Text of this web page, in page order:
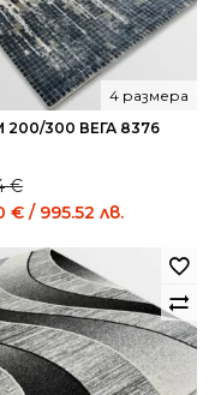
300 ВЕГА 8376
4 размера
€
€
€ / 995.52 лв.
509.00
/
995.52
лв..